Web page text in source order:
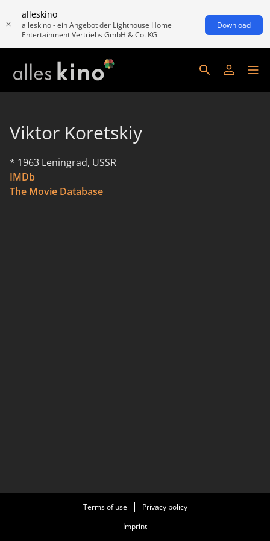
alleskino
alleskino - ein Angebot der Lighthouse Home
Entertainment Vertriebs GmbH & Co. KG
Download
Viktor Koretskiy
* 1963 Leningrad, USSR
IMDb
The Movie Database
Terms of use
Privacy policy
Imprint